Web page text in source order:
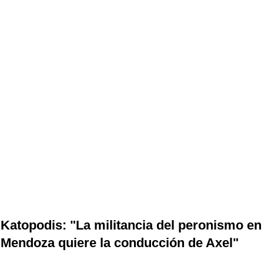
Katopodis: "La militancia del peronismo en
Mendoza quiere la conducción de Axel"